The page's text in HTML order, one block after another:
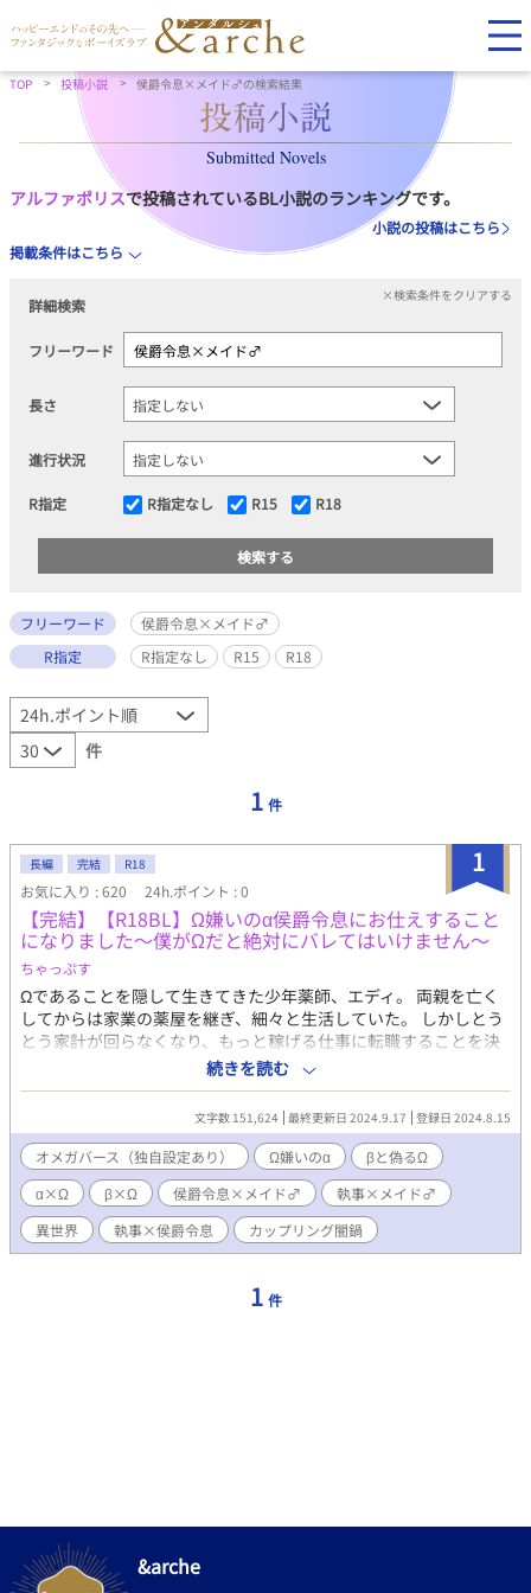
TOP 投稿小説 侯爵令息×メイド♂の検索結果
Submitted Novels
アルファポリスで投稿されているBL小説のランキングです。
小説の投稿はこちら
掲載条件はこちら
詳細検索
×検索条件をクリアする
フリーワード
長さ
進行状況
R指定 R指定なし R15 R18
フリーワード
侯爵令息×メイド♂
R指定
R指定なし R15 R18
件
1 件
1
長編 完結 R18
お気に入り : 620 24h.ポイント : 0
【完結】【R18BL】Ω嫌いのα侯爵令息にお仕えすること
になりました～僕がΩだと絶対にバレてはいけません～
ちゃっぷす
Ωであることを隠して生きてきた少年薬師、エディ。 両親を亡く
してからは家業の薬屋を継ぎ、細々と生活していた。 しかしとう
とう家計が回らなくなり、もっと稼げる仕事に転職することを決
意する。 職探しをしていたエディは、β男性対象で募集している
メイドの求人を見つけた。 エディはβと偽り、侯爵家のメイドに
なったのだが、お仕えする侯爵令息が極度のΩ嫌いだった――!!
※※※※ ご注意ください。 以下のカップリングで苦手なものがあ
る方は引き返してください。 ※※※※ 攻め主人公（α）×主人公
（Ω） 執事（β）×主人公（Ω） 執事（β）×攻め主人公（α） 攻
め主人公（α）×主人公（Ω）＋執事（β）（愛撫のみ） モブおじ
（二人）×攻め主人公（α）
続きを読む
文字数 151,624 最終更新日 2024.9.17 登録日 2024.8.15
オメガバース（独自設定あり） Ω嫌いのα
βと偽るΩ
α×Ω
β×Ω 侯爵令息×メイド♂
執事×メイド♂
異世界
執事×侯爵令息 カップリング闇鍋
1 件
&arche